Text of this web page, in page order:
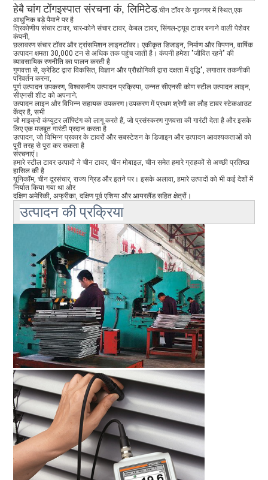
हेबै चांग टोंगइस्पात संरचना कं, लिमिटेड.चीन टॉवर के गृहनगर में स्थित, एक
आधुनिक बड़े पैमाने पर है
त्रिकोणीय संचार टावर, चार-कोने संचार टावर, केबल टावर, सिंगल-ट्यूब टावर बनाने वाली पेशेवर
कंपनी,
छलावरण संचार टॉवर और ट्रांसमिशन लाइनटॉवर। एकीकृत डिजाइन, निर्माण और विपणन, वार्षिक
उत्पादन क्षमता 30,000 टन से अधिक तक पहुंच जाती है। कंपनी हमेशा "जीवित रहने" की
व्यावसायिक रणनीति का पालन करती है
गुणवत्ता से, क्रेडिट द्वारा विकसित, विज्ञान और प्रौद्योगिकी द्वारा दक्षता में वृद्धि", लगातार तकनीकी
परिवर्तन करना,
पूर्ण उत्पादन उपकरण, विश्वसनीय उत्पादन प्रक्रिया, उन्नत सीएनसी कोण स्टील उत्पादन लाइन,
सीएनसी शीट को अपनाने;
उत्पादन लाइन और विभिन्न सहायक उपकरण।उपकरण में प्रथम श्रेणी का लौह टावर स्टेकआउट
केंद्र है, सभी
जो माइक्रो कंप्यूटर लॉफ्टिंग को लागू करते हैं, जो प्रसंस्करण गुणवत्ता की गारंटी देता है और इसके
लिए एक मजबूत गारंटी प्रदान करता है
उत्पादन, जो विभिन्न प्रकार के टावरों और सबस्टेशन के डिजाइन और उत्पादन आवश्यकताओं को
पूरी तरह से पूरा कर सकता है
संरचनाएं।
हमारे स्टील टावर उत्पादों ने चीन टावर, चीन मोबाइल, चीन समेत हमारे ग्राहकों से अच्छी प्रतिष्ठा
हासिल की है
यूनिकॉम, चीन दूरसंचार, राज्य ग्रिड और इतने पर। इसके अलावा, हमारे उत्पादों को भी कई देशों में
निर्यात किया गया था और
दक्षिण अमेरिकी, अफ्रीका, दक्षिण पूर्व एशिया और आयरलैंड सहित क्षेत्रों।
उत्पादन की प्रक्रिया